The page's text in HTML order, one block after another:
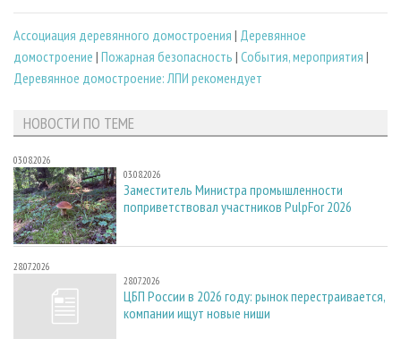
Ассоциация деревянного домостроения | Деревянное
домостроение | Пожарная безопасность | События, мероприятия |
Деревянное домостроение: ЛПИ рекомендует
НОВОСТИ ПО ТЕМЕ
03.08.2026
03.08.2026
Заместитель Министра промышленности
поприветствовал участников PulpFor 2026
28.07.2026
28.07.2026
ЦБП России в 2026 году: рынок перестраивается,
компании ищут новые ниши